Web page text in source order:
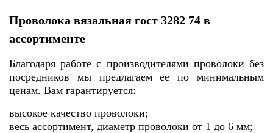
Проволока вязальная гост 3282 74 в
ассортименте
Благодаря работе с производителями проволоки без
посредников мы предлагаем ее по минимальным
ценам. Вам гарантируется:
высокое качество проволоки;
весь ассортимент, диаметр проволоки от 1 до 6 мм;